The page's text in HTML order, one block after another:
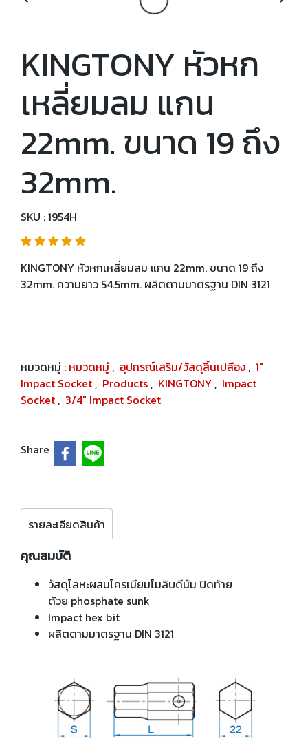
KINGTONY หัวหก
เหลี่ยมลม แกน
22mm. ขนาด 19 ถึง
32mm.
SKU : 1954H
KINGTONY หัวหกเหลี่ยมลม แกน 22mm. ขนาด 19 ถึง
32mm. ความยาว 54.5mm. ผลิตตามมาตรฐาน DIN 3121
หมวดหมู่ : หมวดหมู่ , อุปกรณ์เสริม/วัสดุสิ้นเปลือง , 1"
Impact Socket , Products , KINGTONY , Impact
Socket , 3/4" Impact Socket
Share
รายละเอียดสินค้า
คุณสมบัติ
วัสดุโลหะผสมโครเมียมโมลิบดีนัม ปิดท้าย
ด้วย phosphate sunk
Impact hex bit
ผลิตตามมาตรฐาน DIN 3121